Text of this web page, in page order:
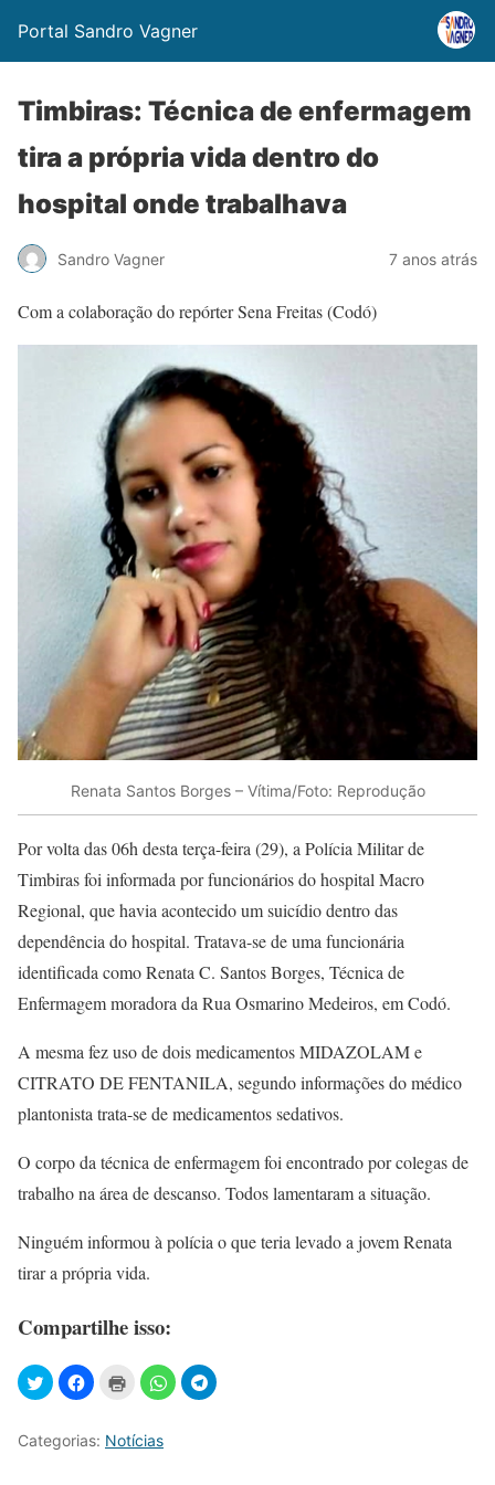
Portal Sandro Vagner
Timbiras: Técnica de enfermagem
tira a própria vida dentro do
hospital onde trabalhava
Sandro Vagner 7 anos atrás
Com a colaboração do repórter Sena Freitas (Codó)
Renata Santos Borges – Vítima/Foto: Reprodução
Por volta das 06h desta terça-feira (29), a Polícia Militar de
Timbiras foi informada por funcionários do hospital Macro
Regional, que havia acontecido um suicídio dentro das
dependência do hospital. Tratava-se de uma funcionária
identificada como Renata C. Santos Borges, Técnica de
Enfermagem moradora da Rua Osmarino Medeiros, em Codó.
A mesma fez uso de dois medicamentos MIDAZOLAM e
CITRATO DE FENTANILA, segundo informações do médico
plantonista trata-se de medicamentos sedativos.
O corpo da técnica de enfermagem foi encontrado por colegas de
trabalho na área de descanso. Todos lamentaram a situação.
Ninguém informou à polícia o que teria levado a jovem Renata
tirar a própria vida.
Compartilhe isso:
Categorias: Notícias